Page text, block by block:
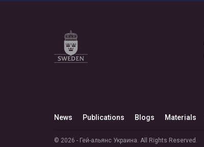
News Publications Blogs Materials
© 2026 - Гей-альянс Украина. All Rights Reserved.